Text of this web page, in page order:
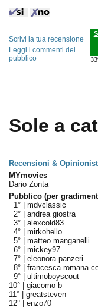
Scrivi la tua recensione
Leggi i commenti del
pubblico
Sole a
Recensioni &
MYmovies
Dario Zonta
Pubblico (per
1° | mdvclassic
2° | andrea giostra
3° | alexcold83
4° | mirkohello
5° | matteo manganelli
6° | mickey97
7° | eleonora panzeri
8° | francesca romana
9° | ultimoboyscout
10° | giacomo b
11° | greatsteven
12° | enzo70